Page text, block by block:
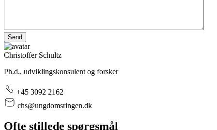
Christoffer Schultz
Ph.d., udviklingskonsulent og forsker
+45 3092 2162
chs@ungdomsringen.dk
Ofte stillede spørgsmål